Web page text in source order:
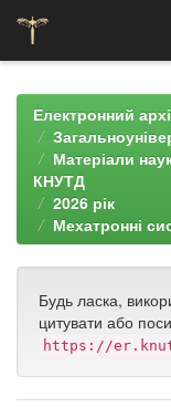
navigationЕлектронний
Матеріали
КНУТД
2026 рік
Мехатронні
Будь ласка,
цитувати або
https://